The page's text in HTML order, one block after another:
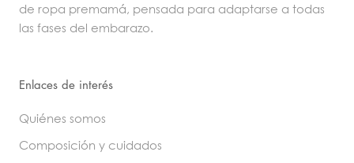
de ropa premamá, pensada para adaptarse a todas
las fases del embarazo.
Enlaces de interés
Quiénes somos
Composición y cuidados